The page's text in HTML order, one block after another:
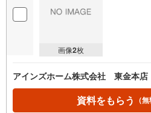
画像2枚
アインズホーム株式会社 東金本店
資料をもらう （